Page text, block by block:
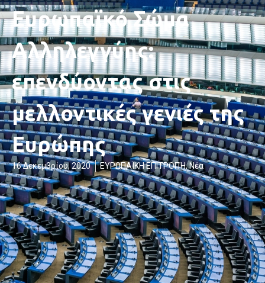
Ευρωπαϊκό Σώμα
Αλληλεγγύης:
επενδύοντας στις
μελλοντικές γενιές της
Ευρώπης
16 Δεκεμβρίου, 2020 ΕΥΡΩΠΑΪΚΗ ΕΠΙΤΡΟΠΉ,Νέα